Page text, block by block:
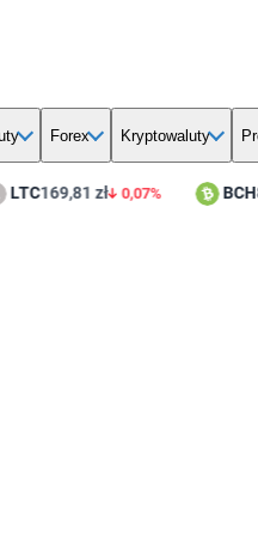
Forex Kryptowaluty
169,81 zł 0,07% BCH